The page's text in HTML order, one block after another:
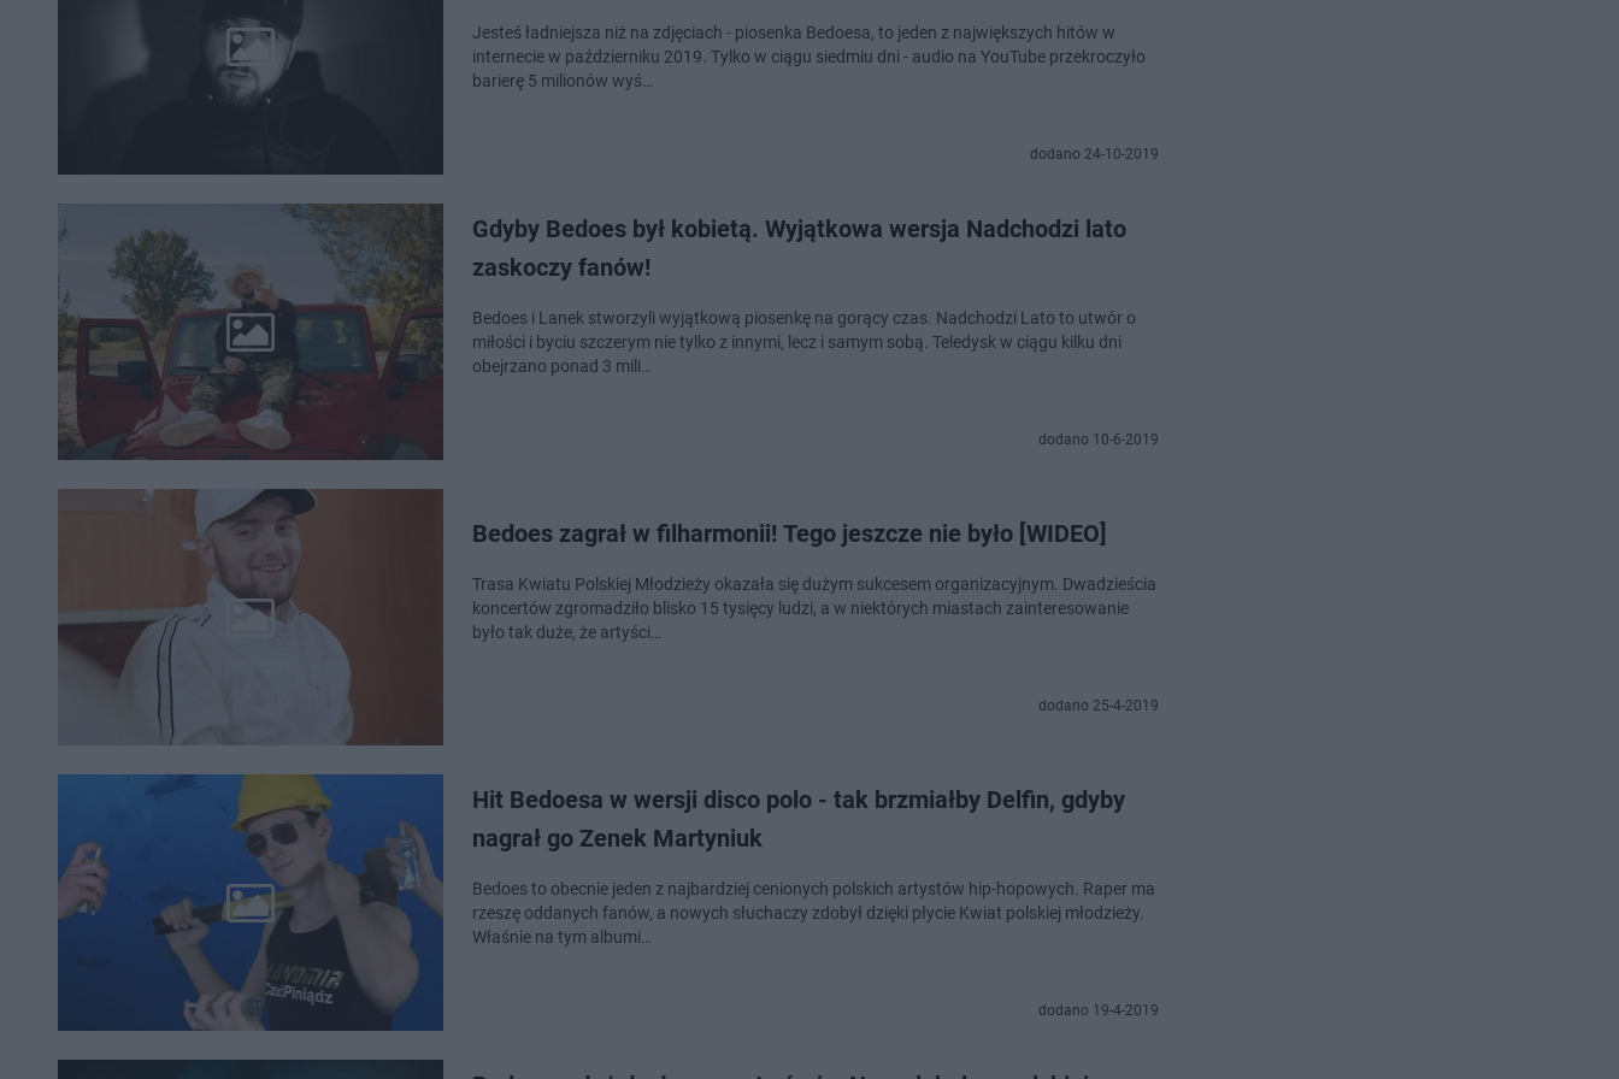
Jesteś ładniejsza niż na zdjęciach - piosenka Bedoesa, to jeden z największych hitów w
internecie w październiku 2019. Tylko w ciągu siedmiu dni - audio na YouTube przekroczyło
barierę 5 milionów wyś…
dodano 24-10-2019
Gdyby Bedoes był kobietą. Wyjątkowa wersja Nadchodzi lato
zaskoczy fanów!
Bedoes i Lanek stworzyli wyjątkową piosenkę na gorący czas. Nadchodzi Lato to utwór o
miłości i byciu szczerym nie tylko z innymi, lecz i samym sobą. Teledysk w ciągu kilku dni
obejrzano ponad 3 mili…
dodano 10-6-2019
Bedoes zagrał w filharmonii! Tego jeszcze nie było [WIDEO]
Trasa Kwiatu Polskiej Młodzieży okazała się dużym sukcesem organizacyjnym. Dwadzieścia
koncertów zgromadziło blisko 15 tysięcy ludzi, a w niektórych miastach zainteresowanie
było tak duże, że artyści…
dodano 25-4-2019
Hit Bedoesa w wersji disco polo - tak brzmiałby Delfin, gdyby
nagrał go Zenek Martyniuk
Bedoes to obecnie jeden z najbardziej cenionych polskich artystów hip-hopowych. Raper ma
rzeszę oddanych fanów, a nowych słuchaczy zdobył dzięki płycie Kwiat polskiej młodzieży.
Właśnie na tym albumi…
dodano 19-4-2019